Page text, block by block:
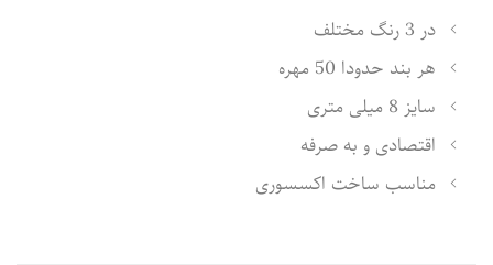
در 3 رنگ مختلف
هر بند حدودا 50 مهره
سایز 8 میلی متری
اقتصادی و به صرفه
مناسب ساخت اکسسوری